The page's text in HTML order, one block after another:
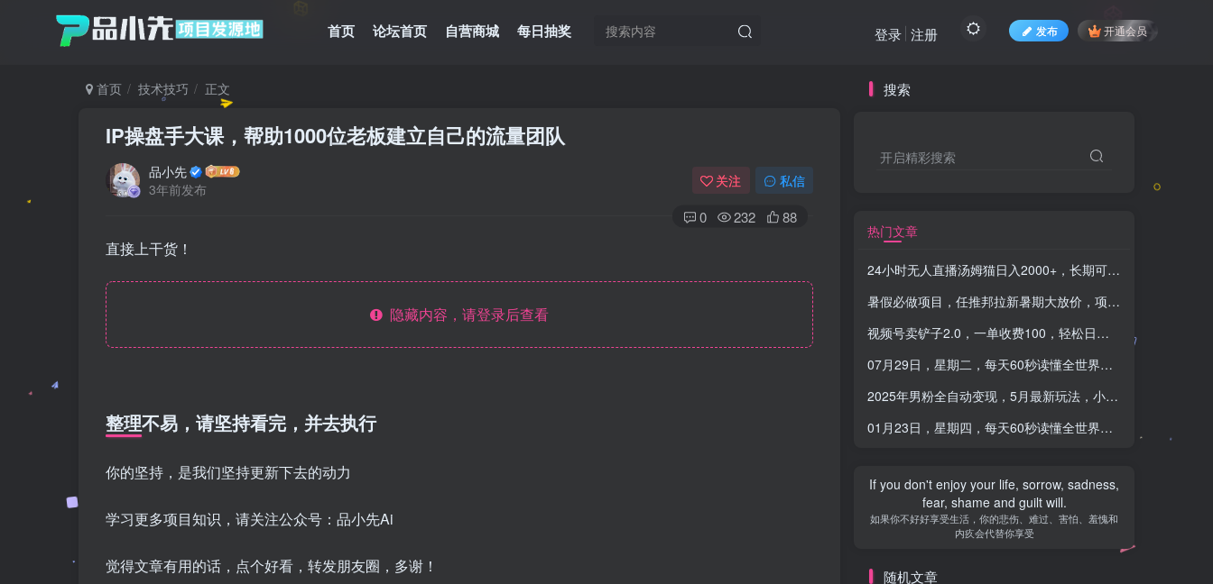
首页 论坛首页 自营商城 每日抽奖 发布 开通会员
登录 注册
首页 技术技巧 正文
IP操盘手大课，帮助1000位老板建立自己的流量团队
品小先
3年前发布
关注 私信
0 232 88
直接上干货！
隐藏内容，请登录后查看
整理不易，请坚持看完，并去执行
你的坚持，是我们坚持更新下去的动力
学习更多项目知识，请关注公众号：品小先Ai
觉得文章有用的话，点个好看，转发朋友圈，多谢！
搜索
开启精彩搜索
热门文章
24小时无人直播汤姆猫日入2000+，长期可玩的项目，爆裂变现，一定要做的项目
暑假必做项目，任推邦拉新暑期大放价，项目操作简单，全程0投入
视频号卖铲子2.0，一单收费100，轻松日入1000
07月29日，星期二，每天60秒读懂全世界！-品小先项目发源地
2025年男粉全自动变现，5月最新玩法，小白轻松上手，兼职副业首选，轻轻松松日入四位数
01月23日，星期四，每天60秒读懂全世界！-品小先项目发源地
If you don't enjoy your life, sorrow, sadness,
fear, shame and guilt will.
如果你不好好享受生活，你的悲伤、难过、害怕、羞愧和
内疚会代替你享受
随机文章